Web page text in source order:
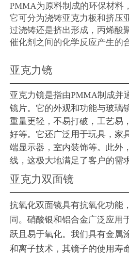
PMMA为原料制成的环保材料
它可分为浇铸亚克力板和挤压
过浇铸还是挤出形成，丙烯酸
催化剂之间的化学反应产生的
亚克力镜
亚克力镜是指由PMMA制成并
镜片。它的外观和功能与玻璃
重量更轻，不易打破，工艺易
好等。它还广泛用于玩具，家
端显示器，室内装饰等。此外
线，这极大地满足了客户的需
亚克力双面镜
抗氧化双面镜具有抗氧化功能
同。硝酸银和铝合金广泛应用
跃且易于氧化。我们具有金属
和离子技术，其镜子的使用寿